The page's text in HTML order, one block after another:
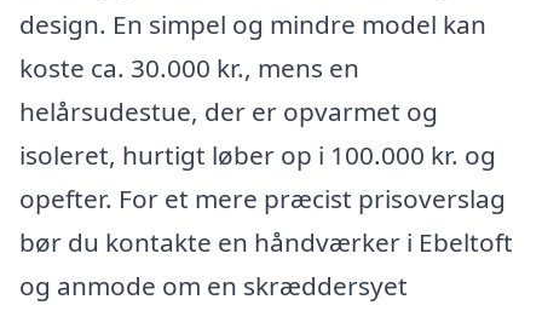
design. En simpel og mindre model kan
koste ca. 30.000 kr., mens en
helårsudestue, der er opvarmet og
isoleret, hurtigt løber op i 100.000 kr. og
opefter. For et mere præcist prisoverslag
bør du kontakte en håndværker i Ebeltoft
og anmode om en skræddersyet